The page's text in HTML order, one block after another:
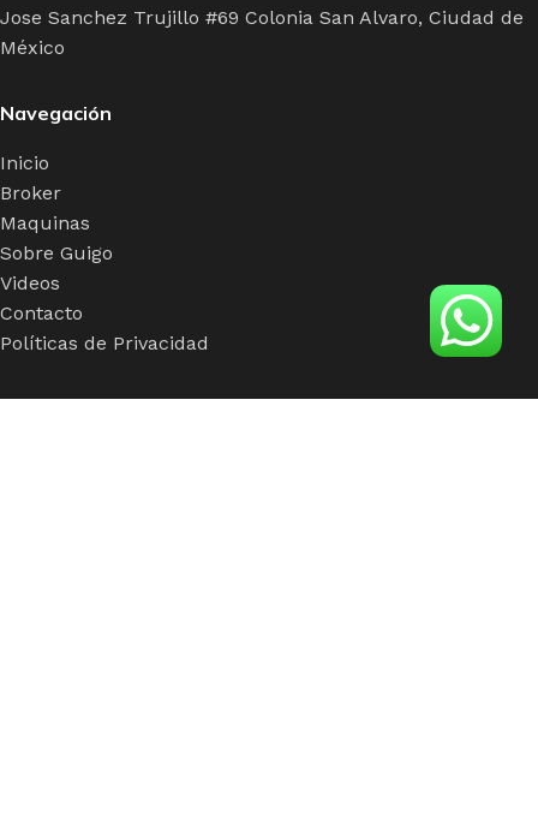
Jose Sanchez Trujillo #69 Colonia San Alvaro, Ciudad de
México
Navegación
Inicio
Broker
Maquinas
Sobre Guigo
Videos
Contacto
Políticas de Privacidad